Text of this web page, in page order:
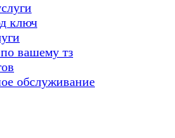
ключ
вашему тз
обслуживание